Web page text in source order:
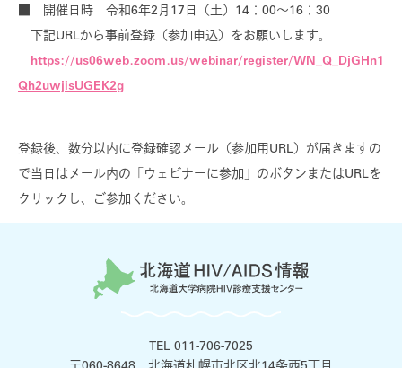
患者さんの日常生活について
HIVの感染予防について
一般の皆さまへ
for general
検査について
■ 開催日時 令和6年2月17日（土）14：00～16：30
下記URLから事前登録（参加申込）をお願いします。
https://us06web.zoom.us/webinar/register/WN_Q_DjGHn1
Qh2uwjisUGEK2g
登録後、数分以内に登録確認メール（参加用URL）が届きますの
で当日はメール内の「ウェビナーに参加」のボタンまたはURLを
クリックし、ご参加ください。
TEL 011-706-7025
〒060-8648 北海道札幌市北区北14条西5丁目